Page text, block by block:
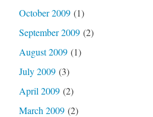
October 2009(1)
September 2009(2)
August 2009(1)
July 2009(3)
April 2009(2)
March 2009(2)